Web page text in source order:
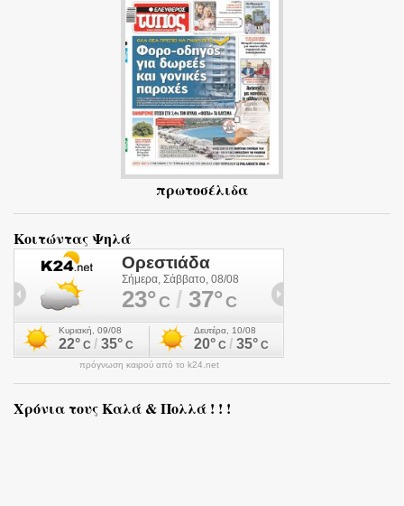
πρωτοσέλιδα
Κοιτώντας Ψηλά
πρόγνωση καιρού από το k24.net
Χρόνια τους Καλά & Πολλά ! ! !